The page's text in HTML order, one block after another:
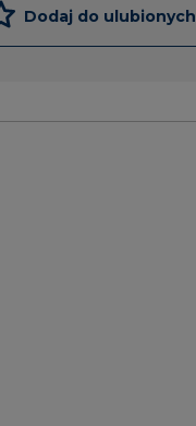
Dodaj do ulubionych